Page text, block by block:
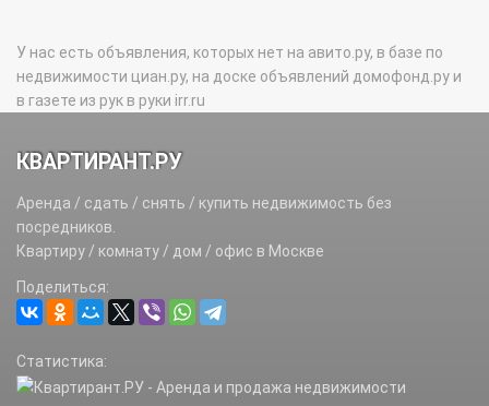
Санино д.
Станция Бекасово п.
У нас есть объявления, которых нет на авито.ру, в базе по
недвижимости циан.ру, на доске объявлений домофонд.ру и
в газете из рук в руки irr.ru
КВАРТИРАНТ.РУ
Аренда / сдать / снять / купить недвижимость без
посредников.
Квартиру / комнату / дом / офис в Москве
Поделиться:
Статистика: